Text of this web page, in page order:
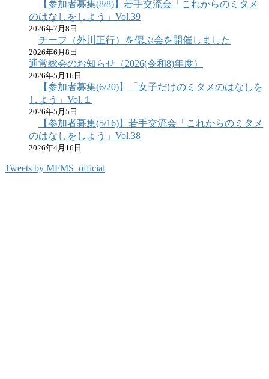
【参加者募集(8/8)】若手交流会「これからのミタメ
のはなしをしよう」Vol.39
2026年7月8日
チーフ（外川正行）を偲ぶ会を開催しました
2026年6月8日
通常総会のお知らせ（2026(令和8)年度）
2026年5月16日
【参加者募集(6/20)】「女子だけのミタメのはなしを
しよう」Vol.１
2026年5月5日
【参加者募集(5/16)】若手交流会「これからのミタメ
のはなしをしよう」Vol.38
2026年4月16日
Tweets by MFMS_official